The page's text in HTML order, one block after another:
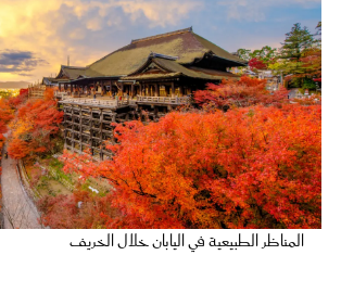
المناظر الطبيعية في اليابان خلال الخريف
فيديو
مطبخ سيدتي
مقالات الرأي
ستايل
تقارير
عروس سيدتي